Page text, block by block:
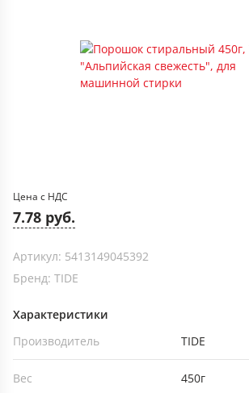
Цена с НДС
7.78 руб.
Артикул: 5413149045392
Бренд: TIDE
Характеристики
Производитель
TIDE
Вес 450г